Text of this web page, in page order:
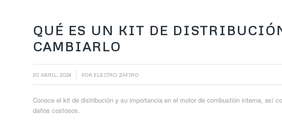
QUÉ ES UN KIT DE
CAMBIARLO
20 ABRIL, 2024 POR ELECTRO ZAFIRO
Conoce el kit de distribución y su importancia en el motor de combustión interna, así
daños costosos.